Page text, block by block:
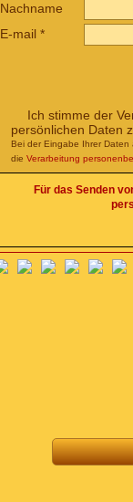
Nachname
E-mail *
Ich stimme der
persönlichen Daten
Bei der Eingabe Ihrer Daten
die Verarbeitung
Für das Senden